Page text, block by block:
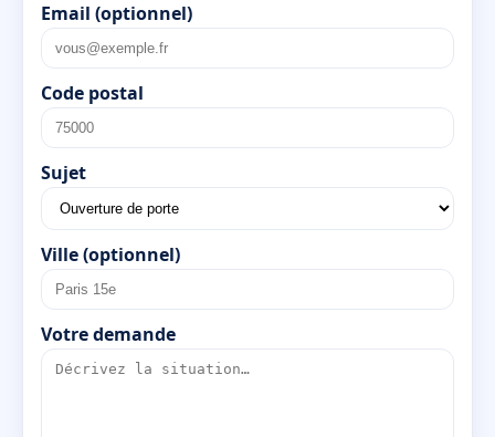
Email (optionnel)
Code postal
Sujet
Ville (optionnel)
Votre demande